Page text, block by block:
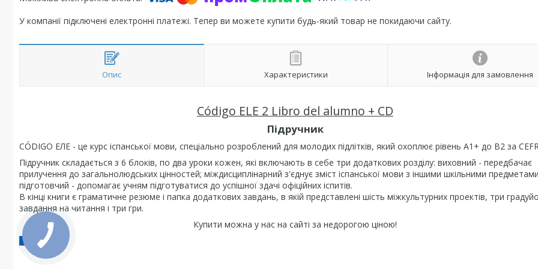
У компанії підключені електронні платежі. Тепер ви можете купити будь-який товар не покидаючи сайту.
Опис Характеристики Інформація для замовлення
Código ELE 2 Libro del alumno + CD
Підручник
CÓDIGO ЕЛЕ - це курс іспанської мови, спеціально розроблений для молодих підлітків, який охоплює рівень A1+ до B2 за
Підручник складається з 6 блоків, по два уроки кожен, які включають в себе три додаткових розділу: виховний - передбачає
прилучення до загальнолюдських цінностей; міждисциплінарний з'єднує зміст іспанської мови з іншими шкільними
підготовчий - допомагає учням підготуватися до успішної здачі офіційних іспитів.
В кінці книги є граматичне резюме і папка додаткових завдань, в якій представлені шість міжкультурних проектів, три
завдання на читання і три гри.
Купити можна у нас на сайті за недорогою ціною!